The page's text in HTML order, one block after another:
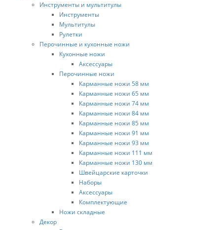
Инструменты и мультитулы
Инструменты
Мультитулы
Рулетки
Перочинные и кухонные ножи
Кухонные ножи
Аксессуары
Перочинные ножи
Карманные ножи 58 мм
Карманные ножи 65 мм
Карманные ножи 74 мм
Карманные ножи 84 мм
Карманные ножи 85 мм
Карманные ножи 91 мм
Карманные ножи 93 мм
Карманные ножи 111 мм
Карманные ножи 130 мм
Швейцарские карточки
Наборы
Аксессуары
Комплектующие
Ножи складные
Декор